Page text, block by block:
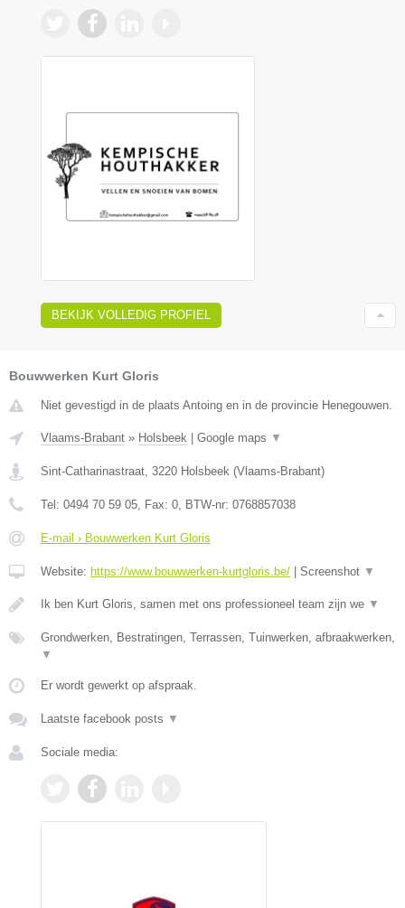
BEKIJK VOLLEDIG PROFIEL
Bouwwerken Kurt Gloris
Niet gevestigd in de plaats Antoing en in de provincie Henegouwen.
Vlaams-Brabant » Holsbeek Google maps ▼
Sint-Catharinastraat, 3220 Holsbeek (Vlaams-Brabant)
Tel: 0494 70 59 05, Fax: 0, BTW-nr: 0768857038
E-mail › Bouwwerken Kurt Gloris
Website: https://www.bouwwerken-kurtgloris.be/ Screenshot ▼
Ik ben Kurt Gloris, samen met ons professioneel team zijn we ▼
Grondwerken, Bestratingen, Terrassen, Tuinwerken, afbraakwerken,
▼
Er wordt gewerkt op afspraak.
Laatste facebook posts ▼
Sociale media: